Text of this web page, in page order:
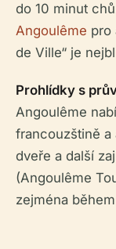
do 10 minut
Angoulême pro
de Ville“ je
Prohlídky s
Angoulême
francouzštině a
dveře a další
(Angoulême
zejména